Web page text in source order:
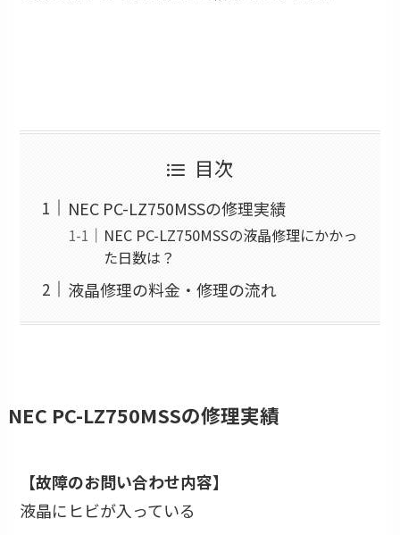
目次
NEC PC-LZ750MSSの修理実績
NEC PC-LZ750MSSの液晶修理にかかっ
た日数は？
液晶修理の料金・修理の流れ
NEC PC-LZ750MSSの修理実績
【故障のお問い合わせ内容】
液晶にヒビが入っている